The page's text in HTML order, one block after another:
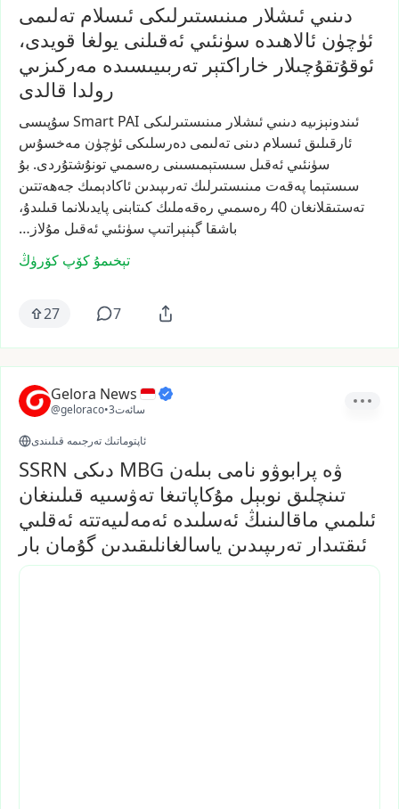
دىنىي ئىشلار مىنىستىرلىكى ئىسلام تەلىمى
ئۈچۈن ئالاھىدە سۈنئىي ئەقىلنى يولغا قويدى،
ئوقۇتقۇچىلار خاراكتېر تەربىيىسىدە مەركىزىي
رولدا قالدى
ئىندونېزىيە دىنىي ئىشلار مىنىستىرلىكى Smart PAI
سۇپىسى
ئارقىلىق ئىسلام دىنى تەلىمى دەرسلىكى ئۈچۈن مەخسۇس
سۈنئىي ئەقىل سىستېمىسىنى رەسمىي تونۇشتۇردى. بۇ
سىستېما پەقەت مىنىستىرلىك تەرىپىدىن ئاكادېمىك جەھەتتىن
تەستىقلانغان 40 رەسمىي رەقەملىك كىتابنى پايدىلانما قىلىدۇ،
باشقا گېنېراتىپ سۈنئىي ئەقىل مۇلاز…
تېخىمۇ كۆپ كۆرۈڭ
27 7
Gelora News
@geloraco• 3سائەت
ئاپتوماتىك تەرجىمە قىلىندى
SSRN دىكى MBG ۋە پرابوۋو نامى بىلەن
تىنچلىق نوبېل مۇكاپاتىغا تەۋسىيە قىلىنغان
ئىلمىي ماقالىنىڭ ئەسلىدە ئەمەلىيەتتە ئەقلىي
ئىقتىدار تەرىپىدىن ياسالغانلىقىدىن گۇمان بار